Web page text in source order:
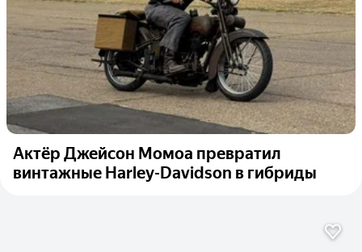
Актёр Джейсон Момоа превратил
винтажные Harley-Davidson в гибриды